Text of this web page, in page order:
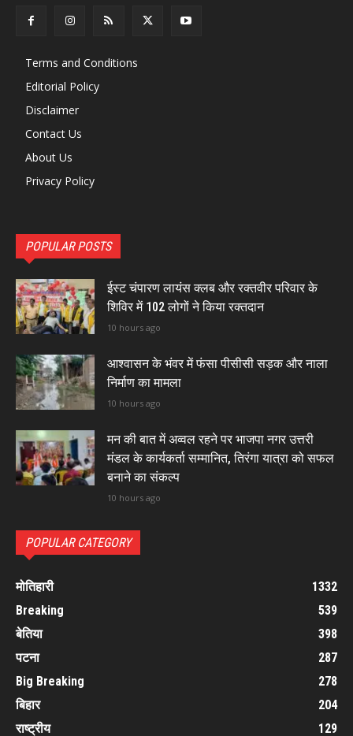
Terms and Conditions
Editorial Policy
Disclaimer
Contact Us
About Us
Privacy Policy
POPULAR POSTS
ईस्ट चंपारण लायंस क्लब और रक्तवीर परिवार के
शिविर में 102 लोगों ने किया रक्तदान
10 hours ago
आश्वासन के भंवर में फंसा पीसीसी सड़क और नाला
निर्माण का मामला
10 hours ago
मन की बात में अव्वल रहने पर भाजपा नगर उत्तरी
मंडल के कार्यकर्ता सम्मानित, तिरंगा यात्रा को सफल
बनाने का संकल्प
10 hours ago
POPULAR CATEGORY
मोतिहारी
1332
Breaking
539
बेतिया
398
पटना
287
Big Breaking
278
बिहार
204
राष्ट्रीय
129